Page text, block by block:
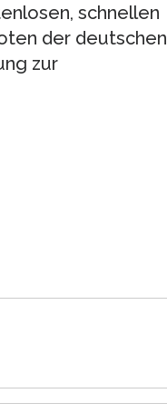
schnellen
der deutschen
zur